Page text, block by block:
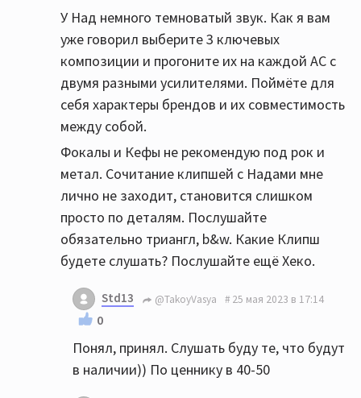
У Над немного темноватый звук. Как я вам
уже говорил выберите 3 ключевых
композиции и прогоните их на каждой АС с
двумя разными усилителями. Поймёте для
себя характеры брендов и их совместимость
между собой.
Фокалы и Кефы не рекомендую под рок и
метал. Сочитание клипшей с Надами мне
лично не заходит, становится слишком
просто по деталям. Послушайте
обязательно триангл, b&w. Какие Клипш
будете слушать? Послушайте ещё Хеко.
Std13 @TakoyVasya 25 мая 2023 в 17:14
0
Понял, принял. Слушать буду те, что будут
в наличии)) По ценнику в 40-50